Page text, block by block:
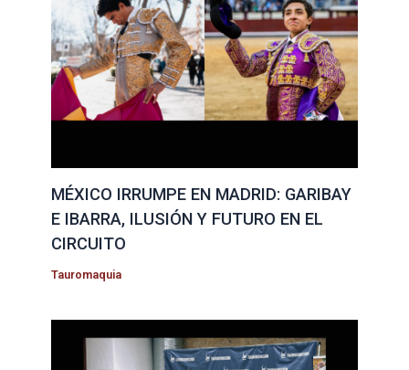
MÉXICO IRRUMPE EN MADRID: GARIBAY
E IBARRA, ILUSIÓN Y FUTURO EN EL
CIRCUITO
Tauromaquia